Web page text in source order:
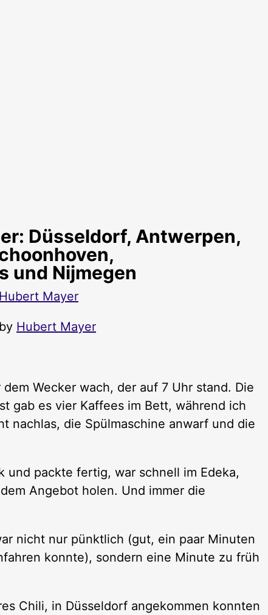
Düsseldorf, Antwerpen,
und Nijmegen
Hubert Mayer
Hubert Mayer
Wecker wach, der auf 7 Uhr stand. Die
gab es vier Kaffees im Bett, während ich
nachlas, die Spülmaschine anwarf und die
und packte fertig, war schnell im Edeka,
Angebot holen. Und immer die
nicht nur pünktlich (gut, ein paar Minuten
konnte), sondern eine Minute zu früh
Chili, in Düsseldorf angekommen konnten